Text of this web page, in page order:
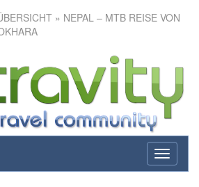
» NEPAL – MTB REISE VON
toggle
– MTB Reise von
nach Pokhara